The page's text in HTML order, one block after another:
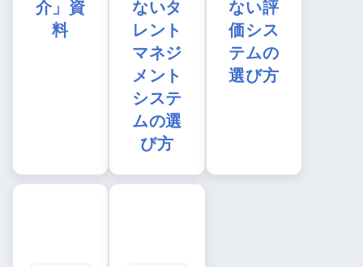
介」資
料
ないタ
レント
マネジ
メント
システ
ムの選
び方
ない評
価シス
テムの
選び方